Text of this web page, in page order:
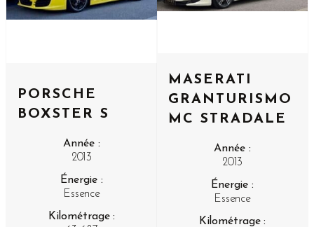
PORSCHE
BOXSTER S
Année :
2013
Énergie :
Essence
Kilométrage :
MASERATI
GRANTURISMO
MC STRADALE
Année :
2013
Énergie :
Essence
Kilométrage :